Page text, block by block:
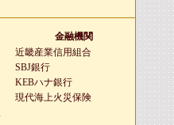
金融機関
近畿産業信用組合
SBJ銀行
KEBハナ銀行
現代海上火災保険